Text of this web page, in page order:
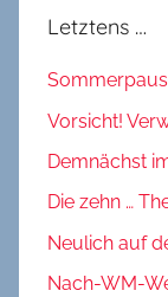
Letztens …
Vorsicht!
Demnächst
Die zehn …
Neulich auf
Nach-WM-